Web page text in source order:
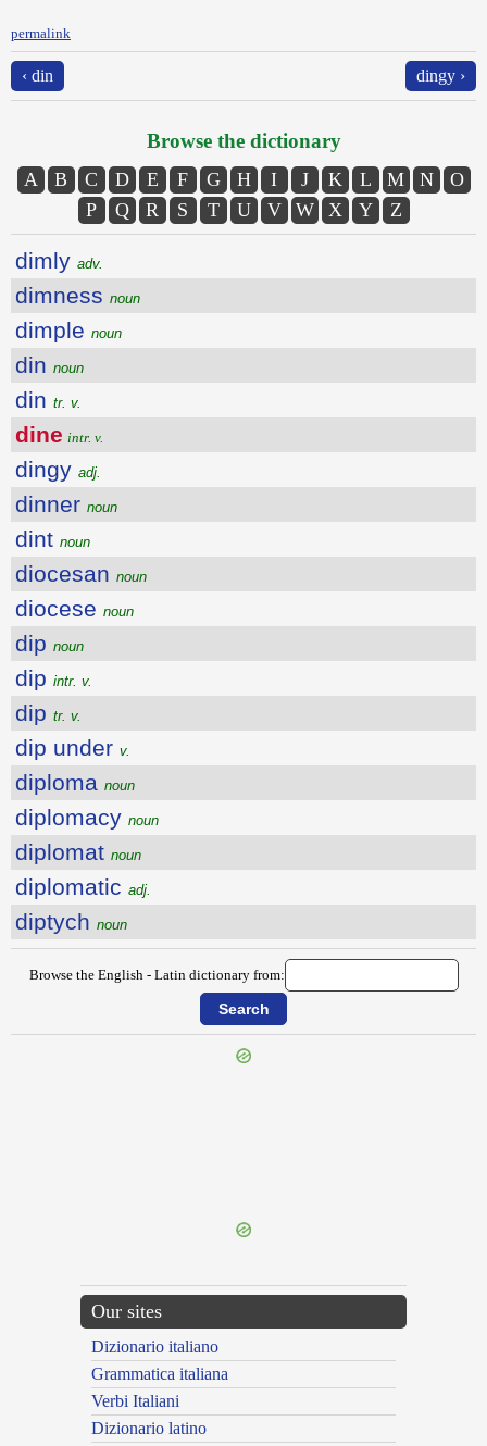
permalink
‹ din dingy ›
Browse the dictionary
A B C D E F G H I J K L M N
O
P
Q R S T U V W X Y Z
dimly adv.
dimness noun
dimple noun
din noun
din tr. v.
dine intr. v.
dingy adj.
dinner noun
dint noun
diocesan noun
diocese noun
dip noun
dip intr. v.
dip tr. v.
dip under v.
diploma noun
diplomacy noun
diplomat noun
diplomatic adj.
diptych noun
Browse the English - Latin dictionary from:
Our sites
Dizionario italiano
Grammatica italiana
Verbi Italiani
Dizionario latino